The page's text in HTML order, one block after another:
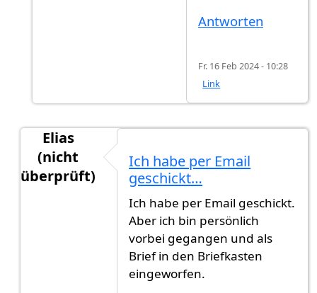
Antworten
Fr. 16 Feb 2024 - 10:28
Link
Elias
(nicht
überprüft)
Ich habe per Email
geschickt…
Ich habe per Email geschickt.
Aber ich bin persönlich
vorbei gegangen und als
Brief in den Briefkasten
eingeworfen.